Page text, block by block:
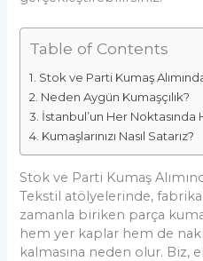
Table of Contents
Stok ve Parti Kumaş
Neden Aygün Kumaşçılık?
İstanbul’un Her
Kumaşlarınızı Nasıl Satarız?
Stok ve Parti Kumaş
Tekstil atölyelerinde,
zamanla biriken parça
hem yer kaplar hem de
kalmasına neden olur. Biz,